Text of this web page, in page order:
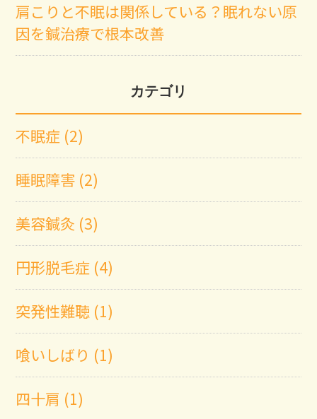
肩こりと不眠は関係している？眠れない原
因を鍼治療で根本改善
カテゴリ
不眠症 (2)
睡眠障害 (2)
美容鍼灸 (3)
円形脱毛症 (4)
突発性難聴 (1)
喰いしばり (1)
四十肩 (1)